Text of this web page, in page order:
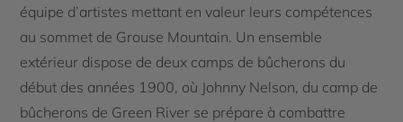
équipe d’artistes mettant en valeur leurs compétences
au sommet de Grouse Mountain. Un ensemble
extérieur dispose de deux camps de bûcherons du
début des années 1900, où Johnny Nelson, du camp de
bûcherons de Green River se prépare à combattre